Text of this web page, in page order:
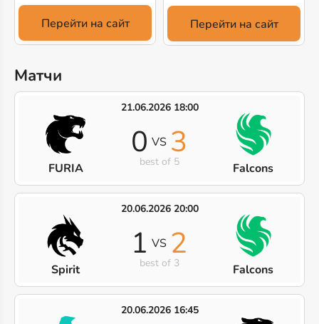
Перейти на сайт Перейти на сайт
Матчи
21.06.2026 18:00
FURIA
0 VS 3
best of 5 Falcons
20.06.2026 20:00
Spirit
1 VS 2
best of 3 Falcons
20.06.2026 16:45